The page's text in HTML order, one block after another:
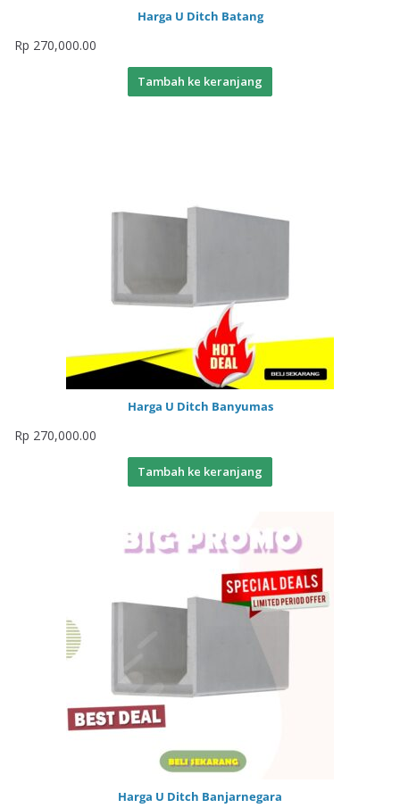
Harga U Ditch Batang
Rp 270,000.00
Tambah ke keranjang
Harga U Ditch Banyumas
Rp 270,000.00
Tambah ke keranjang
Harga U Ditch Banjarnegara